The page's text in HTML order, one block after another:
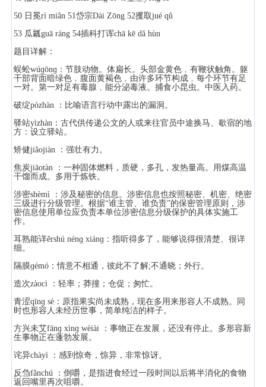
50 日冕rì miǎn 51岱宗Dài Zōng 52攫取jué qǔ
53 瓜瓤guā ráng 54插科打诨chā kē dǎ hùn
题目详解：
蜈蚣wúɡōnɡ：节肢动物。体扁长。头部金黄色﹐有鞭状触角。躯
干部背面暗绿色﹐腹面黄褐色﹐由许多环节构成﹐每个环节有足
一对。第一对足有毒腺﹐能分泌毒液。捕食小昆虫。中医入药。
破绽pòzhàn ：比喻语言行动中露出的漏洞。
驿站yìzhàn：古代供传递公文的人或来往官员中途换马、歇宿的地
方：设立驿站。
矫健jiǎojiàn ：强壮有力。
焦炭jiāotàn ：一种固体燃料，质硬，多孔，发热量高。用煤高温
干馏而成。多用于炼铁。
涉密shèmì ：涉及秘密的信息。涉密信息也按照秘密、机密、绝密
三级进行分级管理。根据“谁主管、谁负责”的保密管理原则，涉
密信息使用单位应负责本单位涉密信息分级保护的具体实施工
作。
耳熟能详ěrshú nénɡ xiánɡ：指听得多了，能够说得很清楚、很详
细。
隔膜ɡémó：情意不相通，彼此不了解;不通晓；外行。
造次zàocì ：轻率；莽撞；仓促；匆忙。
青涩qīnɡ sè：原指果实尚未成熟，现在多用来形容人不成熟。同
时也形容人未经历世事，简单纯洁的样子。
方兴未艾fānɡ xìnɡ wèiài ：事物正在发展，还没有停止。多形容新
生事物正在蓬勃发展。
诧异chàyì ：感到惊奇，惊异，非常惊讶。
反刍fǎnchú ：倒嚼，是指进食经过一段时间以后将半消化的食物
返回嘴里再次咀嚼。